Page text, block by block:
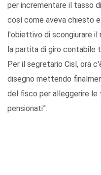
per incrementare il tasso
così come aveva chiesto
l'obiettivo di scongiurare
la partita di giro contabile
Per il segretario Cisl, ora
disegno mettendo
del fisco per alleggerire le
pensionati”.